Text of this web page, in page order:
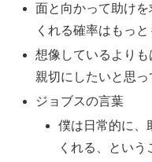
面と向かって助け
くれる確率はもっと
想像しているより
親切にしたいと思っ
ジョブスの言葉
僕は日常的に、
くれる、とい